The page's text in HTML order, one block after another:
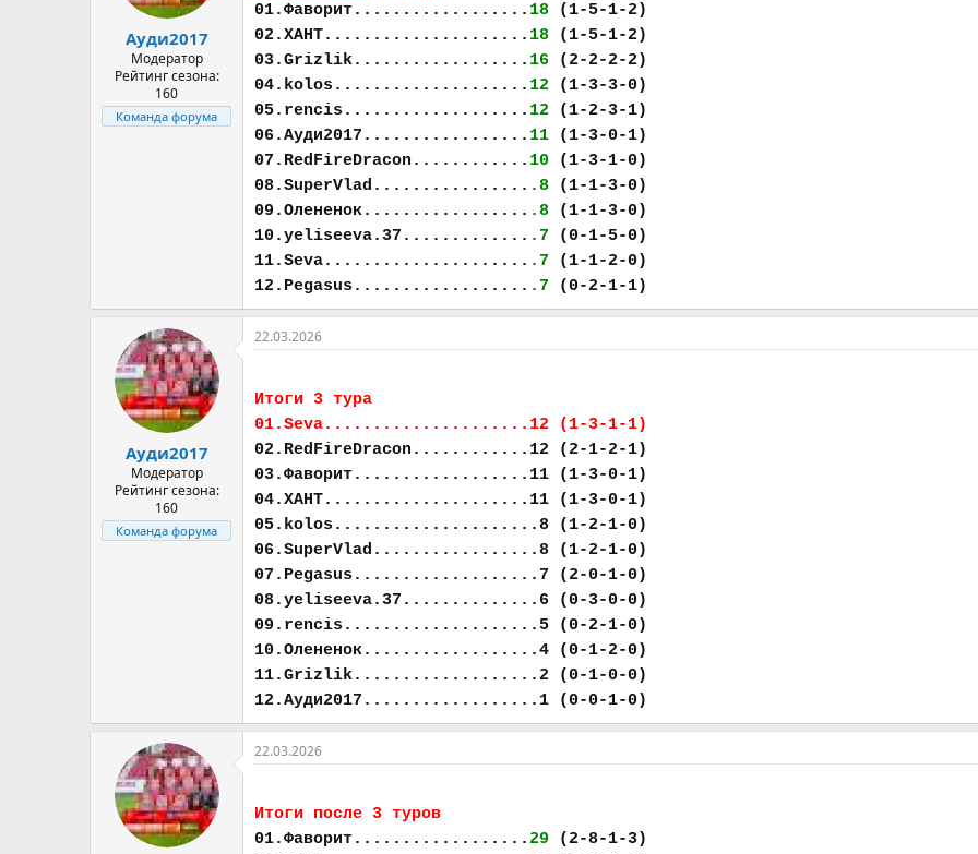
Ауди2017
Модератор
Рейтинг сезона:
160
Команда форума
01.Фаворит.................. 18 (1-5-1-2)
02.ХАНТ..................... 18 (1-5-1-2)
03.Grizlik.................. 16 (2-2-2-2)
04.kolos.................... 12 (1-3-3-0)
05.rencis................... 12 (1-2-3-1)
06.Ауди2017................. 11 (1-3-0-1)
07.RedFireDracon............ 10 (1-3-1-0)
08.SuperVlad................ .8 (1-1-3-0)
09.Олененок................. .8 (1-1-3-0)
10.yeliseeva.37............. .7 (0-1-5-0)
11.Seva..................... .7 (1-1-2-0)
12.Pegasus.................. .7 (0-2-1-1)
Ауди2017
Модератор
Рейтинг сезона:
160
Команда форума
22.03.2026
Итоги 3 тура
01.Seva.....................12 (1-3-1-1)
02.RedFireDracon............12 (2-1-2-1)
03.Фаворит..................11 (1-3-0-1)
04.ХАНТ.....................11 (1-3-0-1)
05.kolos.....................8 (1-2-1-0)
06.SuperVlad.................8 (1-2-1-0)
07.Pegasus...................7 (2-0-1-0)
08.yeliseeva.37..............6 (0-3-0-0)
09.rencis....................5 (0-2-1-0)
10.Олененок..................4 (0-1-2-0)
11.Grizlik...................2 (0-1-0-0)
12.Ауди2017..................1 (0-0-1-0)
22.03.2026
Итоги после 3 туров
01.Фаворит..................29 (2-8-1-3)